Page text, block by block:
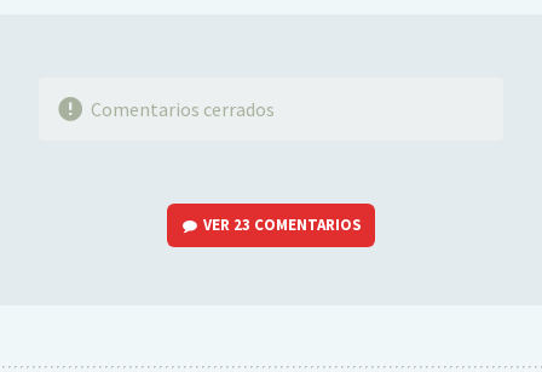
Comentarios cerrados
VER 23 COMENTARIOS